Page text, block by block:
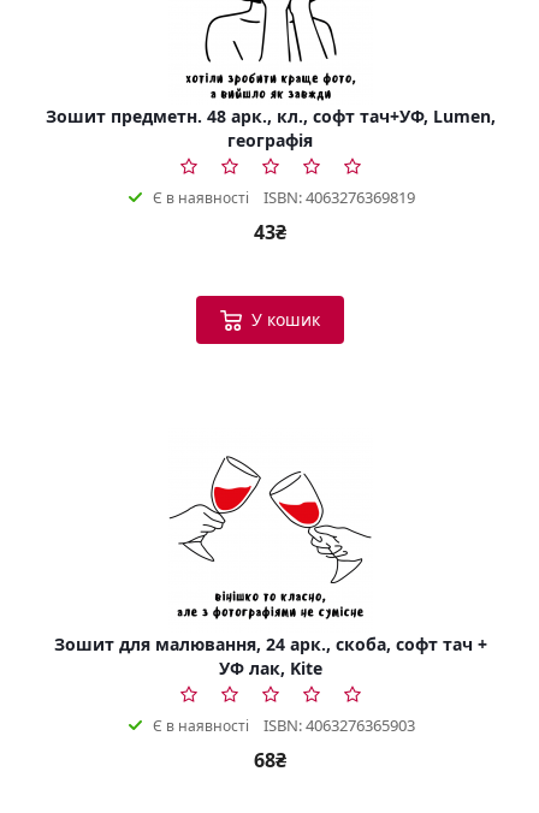
Зошит предметн. 48 арк., кл., софт тач+УФ, Lumen,
географія
Є в наявності ISBN: 4063276369819
43₴
У кошик
Зошит для малювання, 24 арк., скоба, софт тач +
УФ лак, Kite
Є в наявності ISBN: 4063276365903
68₴